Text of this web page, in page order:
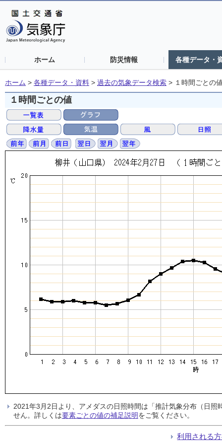
ホーム 防災情報 各種データ・
ホーム > 各種データ・資料 > 過去の気象データ検索 > １時間ごとの
１時間ごとの値
2021年3月2日より、アメダスの日照時間は「推計気象分布（日
せん。詳しくは要素ごとの値の補足説明をご覧ください。
利用される